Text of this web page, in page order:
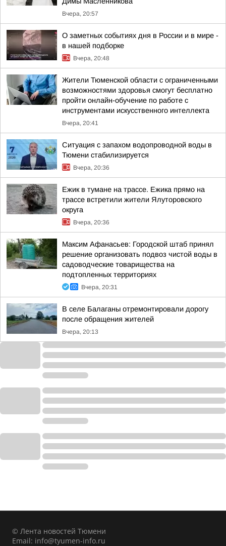
Вчера, 20:57
О заметных событиях дня в России и в мире -
в нашей подборке
Вчера, 20:48
Жители Тюменской области с ограниченными
возможностями здоровья смогут бесплатно
пройти онлайн-обучение по работе с
инструментами искусственного интеллекта
Вчера, 20:41
Ситуация с запахом водопроводной воды в
Тюмени стабилизируется
Вчера, 20:36
Ежик в тумане на трассе. Ежика прямо на
трассе встретили жители Ялуторовского
округа
Вчера, 20:36
Максим Афанасьев: Городской штаб принял
решение организовать подвоз чистой воды в
садоводческие товарищества на
подтопленных территориях
Вчера, 20:31
В селе Балаганы отремонтировали дорогу
после обращения жителей
Вчера, 20:13
© Лента новостей Тюмени
Email: info@tyumen-info.ru